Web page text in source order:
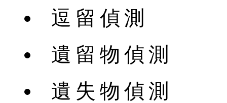
逗留偵測
遺留物偵測
遺失物偵測